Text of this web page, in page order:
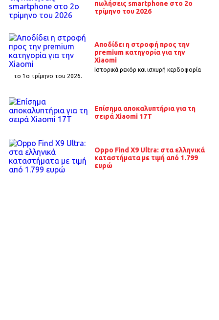
πωλήσεις smartphone στο 2ο
τρίμηνο του 2026
Αποδίδει η στροφή προς την
premium κατηγορία για την
Xiaomi
Ιστορικά ρεκόρ και ισχυρή κερδοφορία
το 1o τρίμηνο του 2026.
Επίσημα αποκαλυπτήρια για τη
σειρά Xiaomi 17T
Oppo Find X9 Ultra: στα ελληνικά
καταστήματα με τιμή από 1.799
ευρώ